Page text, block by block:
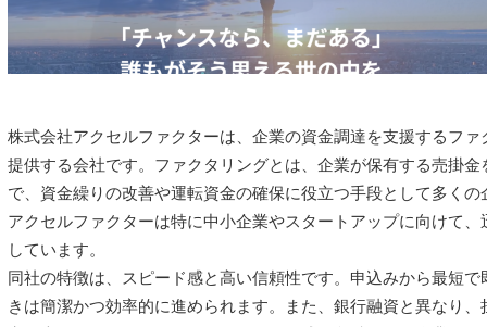
株式会社アクセルファクターは、企業の資金調達を支援するフ
提供する会社です。ファクタリングとは、企業が保有する売掛
で、資金繰りの改善や運転資金の確保に役立つ手段として多く
アクセルファクターは特に中小企業やスタートアップに向けて
しています。
同社の特徴は、スピード感と高い信頼性です。申込みから最短
きは簡潔かつ効率的に進められます。また、銀行融資と異なり